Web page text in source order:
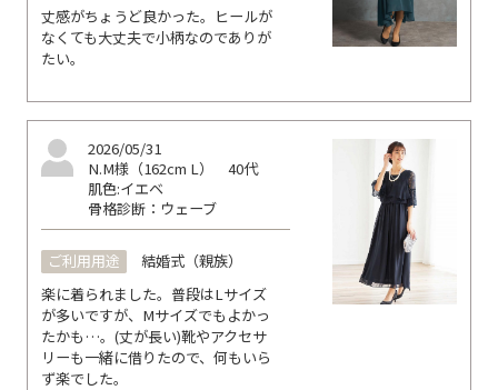
丈感がちょうど良かった。ヒールが
なくても大丈夫で小柄なのでありが
たい。
2026/05/31
N.M様（162cm L）40代
肌色:イエベ
骨格診断：ウェーブ
ご利用用途
結婚式（親族）
楽に着られました。普段はLサイズ
が多いですが、Mサイズでもよかっ
たかも…。(丈が長い)靴やアクセサ
リーも一緒に借りたので、何もいら
ず楽でした。